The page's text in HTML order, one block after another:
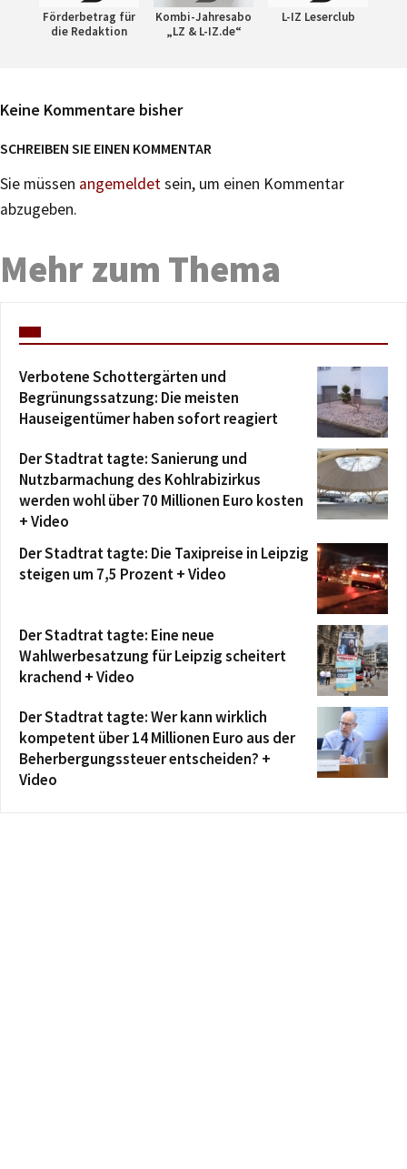
Förderbetrag für
die Redaktion
Kombi-Jahresabo
„LZ & L-IZ.de“
L-IZ Leserclub
Keine Kommentare bisher
SCHREIBEN SIE EINEN KOMMENTAR
Sie müssen angemeldetsein, um einen Kommentar
abzugeben.
Mehr zum Thema
Verbotene Schottergärten und
Begrünungssatzung: Die meisten
Hauseigentümer haben sofort reagiert
Der Stadtrat tagte: Sanierung und
Nutzbarmachung des Kohlrabizirkus
werden wohl über 70 Millionen Euro kosten
+ Video
Der Stadtrat tagte: Die Taxipreise in Leipzig
steigen um 7,5 Prozent + Video
Der Stadtrat tagte: Eine neue
Wahlwerbesatzung für Leipzig scheitert
krachend + Video
Der Stadtrat tagte: Wer kann wirklich
kompetent über 14 Millionen Euro aus der
Beherbergungssteuer entscheiden? +
Video